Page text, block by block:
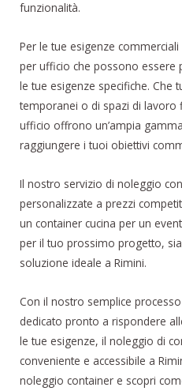
funzionalità.
Per le tue esigenze
per ufficio che possono essere
le tue esigenze specifiche. Che
temporanei o di spazi di lavoro
ufficio offrono un’ampia
raggiungere i tuoi obiettivi
Il nostro servizio di noleggio
personalizzate a prezzi
un container cucina per un
per il tuo prossimo progetto,
soluzione ideale a Rimini.
Con il nostro semplice
dedicato pronto a rispondere
le tue esigenze, il noleggio di
conveniente e accessibile a
noleggio container e scopri